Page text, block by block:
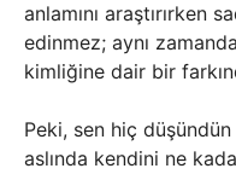
anlamını araştırırken
edinmez; aynı
kimliğine dair bir
Peki, sen hiç
aslında kendini ne